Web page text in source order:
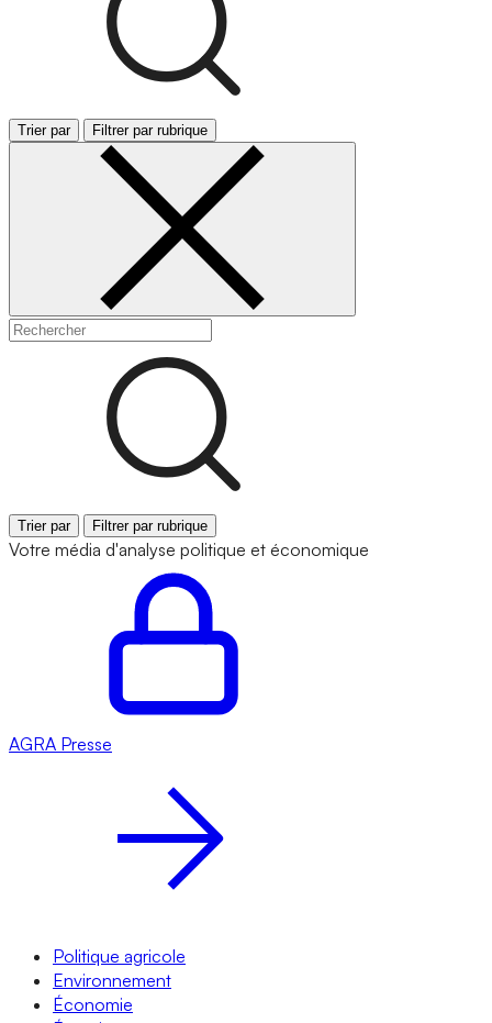
Trier par Filtrer par rubrique
Trier par Filtrer par rubrique
Votre média d'analyse politique et économique
AGRA Presse
Politique agricole
Environnement
Économie